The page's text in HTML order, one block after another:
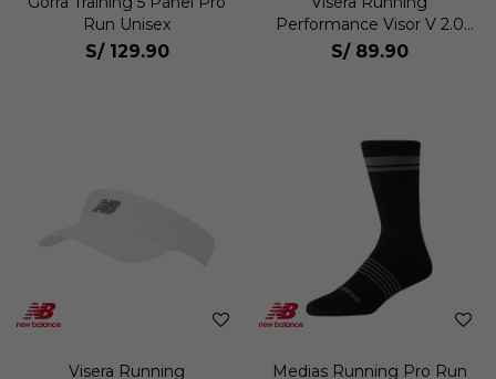
Run Unisex
S/ 129.90
Performance Visor V 2.0
Unisex
S/ 89.90
Visera Running
Medias Running Pro Run